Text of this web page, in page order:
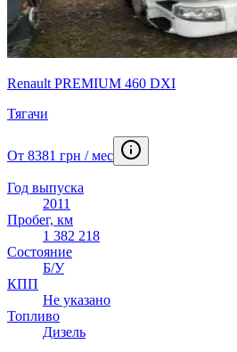
Renault PREMIUM 460 DXI
Тягачи
От 8381 грн / мес
Год выпуска
2011
Пробег, км
1 382 218
Состояние
Б/У
КПП
Не указано
Топливо
Дизель